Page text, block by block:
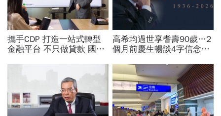
攜手CDP 打造一站式轉型
金融平台 不只做貸款 國泰
高希均過世享耆壽90歲…2
個月前慶生暢談4字信念，
福、一切靠自己爭氣